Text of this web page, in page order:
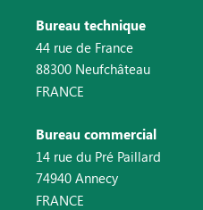
Bureau technique
44 rue de France
88300 Neufchâteau
FRANCE
Bureau commercial
14 rue du Pré Paillard
74940 Annecy
FRANCE